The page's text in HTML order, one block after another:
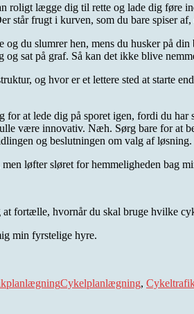
roligt lægge dig til rette og lade dig føre
står frugt i kurven, som du bare spiser
og du slumrer hen, mens du husker på
sat på graf. Så kan det ikke blive
og hvor er et lettere sted at starte
at lede dig på sporet igen, fordi du
være innovativ. Næh. Sørg bare for
og beslutningen om valg af løsning.
løfter sløret for hemmeligheden bag
fortælle, hvornår du skal bruge hvilke
min fyrstelige hyre.
Cykelplanlægning,